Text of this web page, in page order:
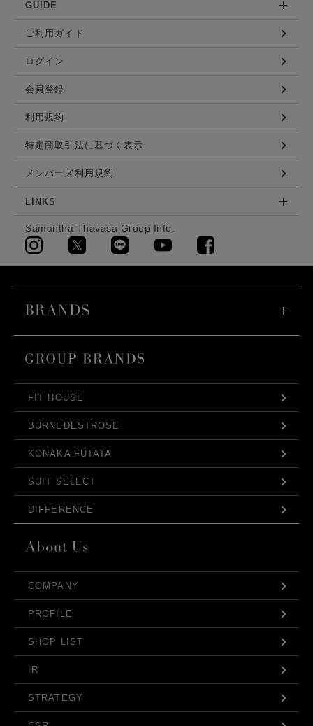
GUIDE
ご利用ガイド
ログイン
会員登録
利用規約
特定商取引法に基づく表示
メンバーズ利用規約
LINKS
Samantha Thavasa Group Info.
FIT HOUSE
BURNEDESTROSE
KONAKA FUTATA
SUIT SELECT
DIFFERENCE
COMPANY
PROFILE
SHOP LIST
IR
STRATEGY